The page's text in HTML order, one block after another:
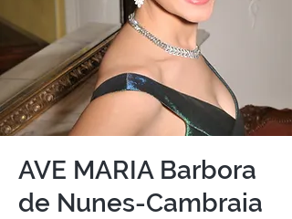
AVE MARIA Barbora
de Nunes-Cambraia